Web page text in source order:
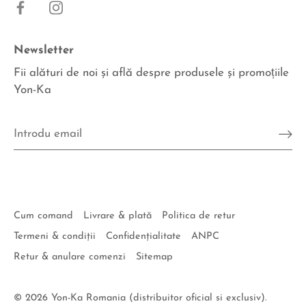
Newsletter
Fii alături de noi şi află despre produsele şi promoțiile
Yon-Ka
Cum comand Livrare & plată
Politica de retur
Termeni & condiţii
Confidenţialitate
ANPC
Retur & anulare comenzi
Sitemap
© 2026 Yon-Ka Romania (distribuitor oficial si exclusiv).